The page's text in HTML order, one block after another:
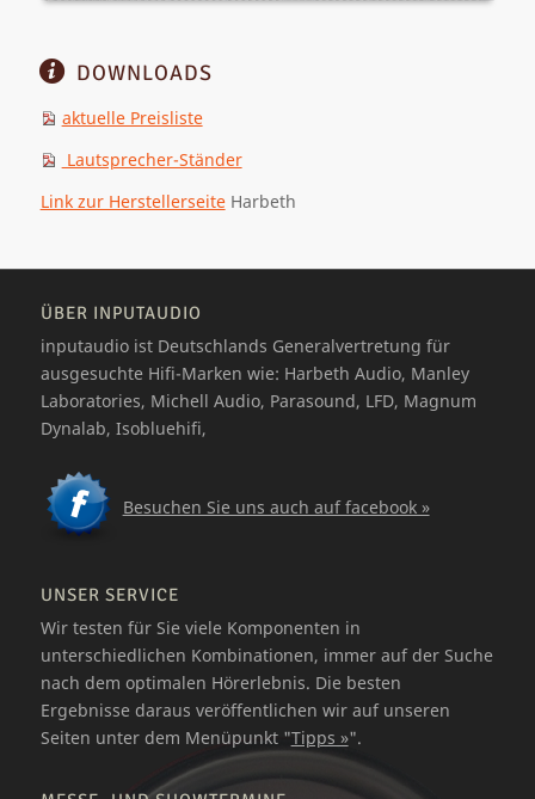
DOWNLOADS
aktuelle Preisliste
Lautsprecher-Ständer
Link zur HerstellerseiteHarbeth
ÜBER INPUTAUDIO
inputaudio ist Deutschlands Generalvertretung für
ausgesuchte Hifi-Marken wie: Harbeth Audio, Manley
Laboratories, Michell Audio, Parasound, LFD, Magnum
Dynalab, Isobluehifi,
Besuchen Sie uns auch auf facebook »
UNSER SERVICE
Wir testen für Sie viele Komponenten in
unterschiedlichen Kombinationen, immer auf der Suche
nach dem optimalen Hörerlebnis. Die besten
Ergebnisse daraus veröffentlichen wir auf unseren
Seiten unter dem Menüpunkt "Tipps »".